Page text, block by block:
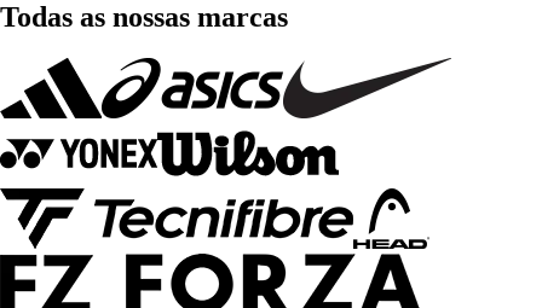
Todas as nossas marcas